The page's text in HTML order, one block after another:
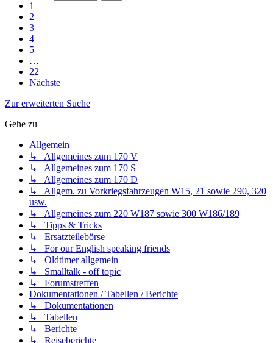
1
2
3
4
5
…
22
Nächste
Zur erweiterten Suche
Gehe zu
Allgemein
↳ Allgemeines zum 170 V
↳ Allgemeines zum 170 S
↳ Allgemeines zum 170 D
↳ Allgem. zu Vorkriegsfahrzeugen W15, 21 sowie 290, 320
usw.
↳ Allgemeines zum 220 W187 sowie 300 W186/189
↳ Tipps & Tricks
↳ Ersatzteilebörse
↳ For our English speaking friends
↳ Oldtimer allgemein
↳ Smalltalk - off topic
↳ Forumstreffen
Dokumentationen / Tabellen / Berichte
↳ Dokumentationen
↳ Tabellen
↳ Berichte
↳ Reiseberichte